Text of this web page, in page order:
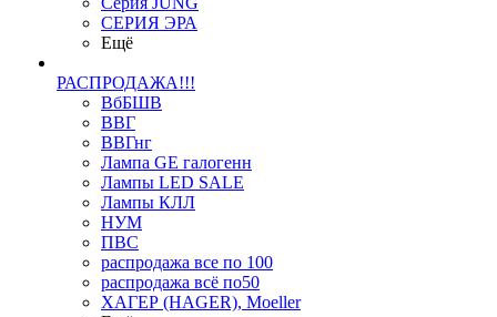
СЕРИЯ ЭРА
Ещё
РАСПРОДАЖА!!!
ВбБШВ
ВВГ
ВВГнг
Лампа GE галогенн
Лампы LED SALE
Лампы КЛЛ
НУМ
ПВС
распродажа все по 100
распродажа всё по50
ХАГЕР (HAGER), Moeller